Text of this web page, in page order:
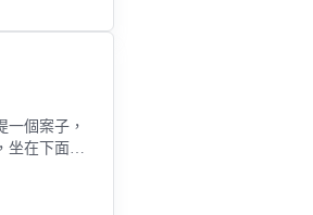
一個案子，
坐在下面的